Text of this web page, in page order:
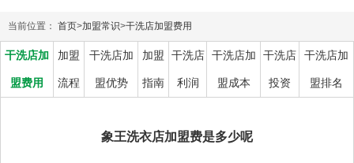
当前位置： 首页>加盟常识>干洗店加盟费用
干洗店加
盟费用
加盟
流程
干洗店加
盟优势
加盟
指南
干洗店
利润
干洗店加
盟成本
干洗店
投资
干洗店加
盟排名
象王洗衣店加盟费是多少呢